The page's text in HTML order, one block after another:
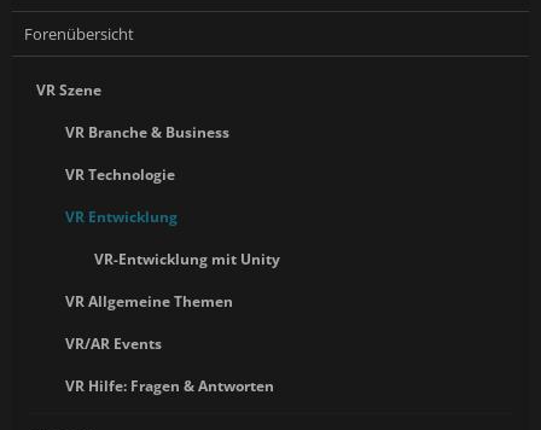
Forenübersicht
VR Szene
VR Branche & Business
VR Technologie
VR Entwicklung
VR-Entwicklung mit Unity
VR Allgemeine Themen
VR/AR Events
VR Hilfe: Fragen & Antworten